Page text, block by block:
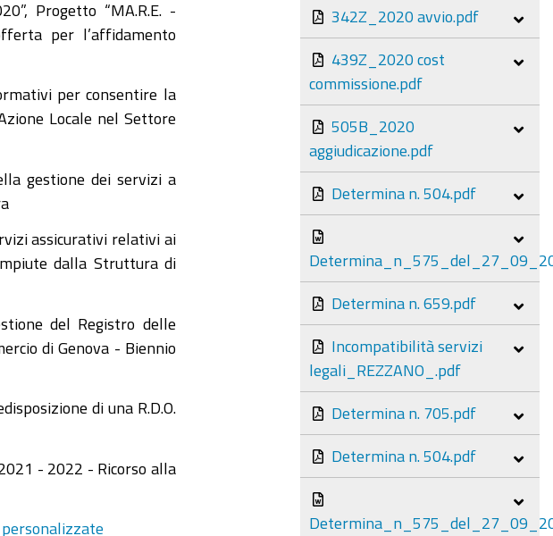
Progetto “MA.R.E. -
per l’affidamento
per consentire la
Locale nel Settore
gestione dei servizi a
assicurativi relativi ai
dalla Struttura di
del Registro delle
di Genova - Biennio
di una R.D.O.
- 2022 - Ricorso alla
personalizzate
342Z_2020 avvio.pdf
439Z_2020 cost
commissione.pdf
505B_2020
aggiudicazione.pdf
Determina n. 504.pdf
Determina n. 659.pdf
Incompatibilità servizi
legali_REZZANO_.pdf
Determina n. 705.pdf
Determina n. 504.pdf